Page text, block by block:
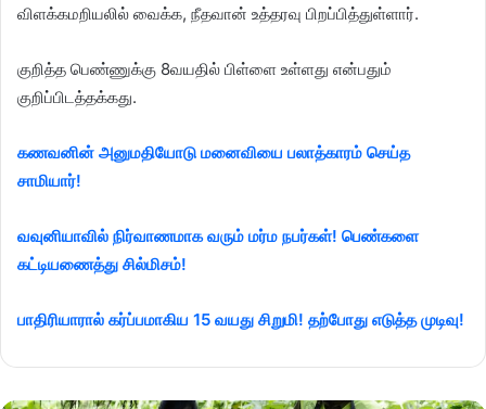
விளக்கமறியலில் வைக்க, நீதவான் உத்தரவு பிறப்பித்துள்ளார்.
குறித்த பெண்ணுக்கு 8வயதில் பிள்ளை உள்ளது என்பதும்
குறிப்பிடத்தக்கது.
கணவனின் அனுமதியோடு மனைவியை பலாத்காரம் செய்த
சாமியார்!
வவுனியாவில் நிர்வாணமாக வரும் மர்ம நபர்கள்! பெண்களை
கட்டியணைத்து சில்மிசம்!
பாதிரியாரால் கர்ப்பமாகிய 15 வயது சிறுமி! தற்போது எடுத்த முடிவு!